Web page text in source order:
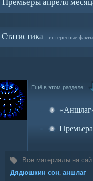
Статистика - интересные факты
Ещё в этом разделе:
Все материалы на
Дядюшкин сон, аншлаг